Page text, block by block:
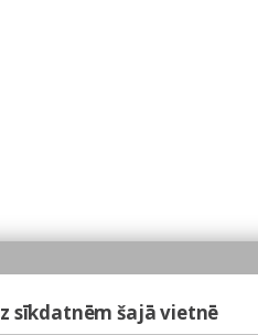
sīkdatnēm šajā vietnē